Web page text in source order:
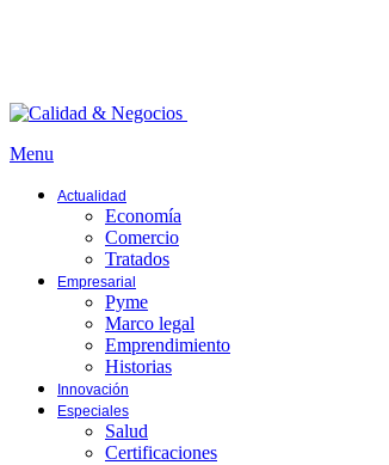
Menu
Actualidad
Economía
Comercio
Tratados
Empresarial
Pyme
Marco legal
Emprendimiento
Historias
Innovación
Especiales
Salud
Certificaciones